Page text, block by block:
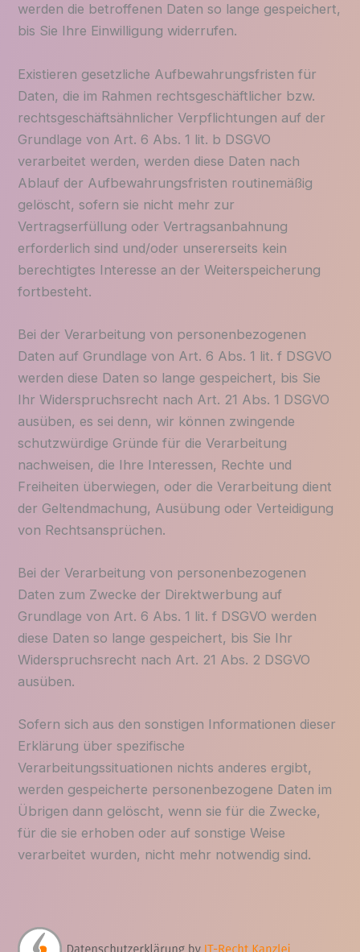
werden die betroffenen Daten so lange gespeichert,
bis Sie Ihre Einwilligung widerrufen.
Existieren gesetzliche Aufbewahrungsfristen für
Daten, die im Rahmen rechtsgeschäftlicher bzw.
rechtsgeschäftsähnlicher Verpflichtungen auf der
Grundlage von Art. 6 Abs. 1 lit. b DSGVO
verarbeitet werden, werden diese Daten nach
Ablauf der Aufbewahrungsfristen routinemäßig
gelöscht, sofern sie nicht mehr zur
Vertragserfüllung oder Vertragsanbahnung
erforderlich sind und/oder unsererseits kein
berechtigtes Interesse an der Weiterspeicherung
fortbesteht.
Bei der Verarbeitung von personenbezogenen
Daten auf Grundlage von Art. 6 Abs. 1 lit. f DSGVO
werden diese Daten so lange gespeichert, bis Sie
Ihr Widerspruchsrecht nach Art. 21 Abs. 1 DSGVO
ausüben, es sei denn, wir können zwingende
schutzwürdige Gründe für die Verarbeitung
nachweisen, die Ihre Interessen, Rechte und
Freiheiten überwiegen, oder die Verarbeitung dient
der Geltendmachung, Ausübung oder Verteidigung
von Rechtsansprüchen.
Bei der Verarbeitung von personenbezogenen
Daten zum Zwecke der Direktwerbung auf
Grundlage von Art. 6 Abs. 1 lit. f DSGVO werden
diese Daten so lange gespeichert, bis Sie Ihr
Widerspruchsrecht nach Art. 21 Abs. 2 DSGVO
ausüben.
Sofern sich aus den sonstigen Informationen dieser
Erklärung über spezifische
Verarbeitungssituationen nichts anderes ergibt,
werden gespeicherte personenbezogene Daten im
Übrigen dann gelöscht, wenn sie für die Zwecke,
für die sie erhoben oder auf sonstige Weise
verarbeitet wurden, nicht mehr notwendig sind.